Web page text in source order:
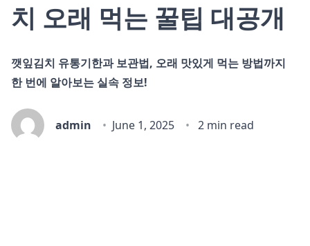
치 오래 먹는 꿀팁 대공개
깻잎김치 유통기한과 보관법, 오래 맛있게 먹는 방법까지
한 번에 알아보는 실속 정보!
admin June 1, 2025 2 min read